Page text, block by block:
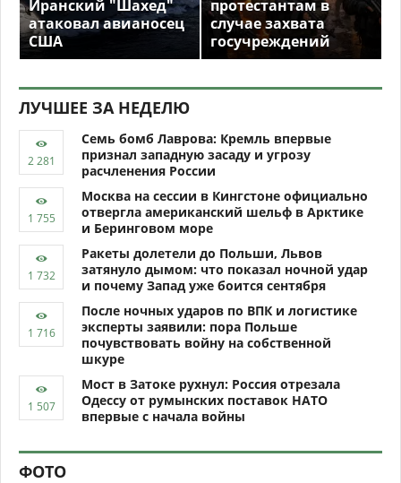
Иранский "Шахед"
атаковал авианосец
США
протестантам в
случае захвата
госучреждений
ЛУЧШЕЕ ЗА НЕДЕЛЮ
Семь бомб Лаврова: Кремль впервые
признал западную засаду и угрозу
расчленения России
Москва на сессии в Кингстоне официально
отвергла американский шельф в Арктике
и Беринговом море
Ракеты долетели до Польши, Львов
затянуло дымом: что показал ночной удар
и почему Запад уже боится сентября
После ночных ударов по ВПК и логистике
эксперты заявили: пора Польше
почувствовать войну на собственной
шкуре
Мост в Затоке рухнул: Россия отрезала
Одессу от румынских поставок НАТО
впервые с начала войны
ФОТО